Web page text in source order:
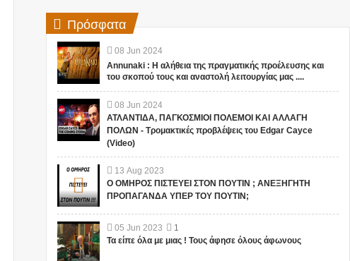
Πρόσφατα
08 Jun 2024
Annunaki : Η αλήθεια της πραγματικής προέλευσης και
του σκοπού τους και αναστολή λειτουργίας μας ....
08 Jun 2024
ΑΤΛΑΝΤΙΔΑ, ΠΑΓΚΟΣΜΙΟΙ ΠΟΛΕΜΟΙ ΚΑΙ ΑΛΛΑΓΗ
ΠΟΛΩΝ - Τρομακτικές προβλέψεις του Edgar Cayce
(Video)
13 Aug 2023
Ο ΟΜΗΡΟΣ ΠΙΣΤΕΥΕΙ ΣΤΟΝ ΠΟΥΤΙΝ ; ΑΝΕΞΗΓΗΤΗ
ΠΡΟΠΑΓΑΝΔΑ ΥΠΕΡ ΤΟΥ ΠΟΥΤΙΝ;
05 Jun 2023
1
Τα είπε όλα με μιας ! Τους άφησε όλους άφωνους